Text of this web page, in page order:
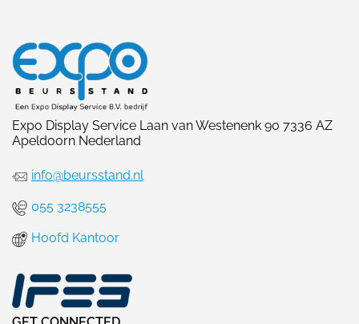
Expo Display Service Laan van Westenenk 90 7336 AZ
Apeldoorn Nederland
info@beursstand.nl
055 3238555
Hoofd Kantoor